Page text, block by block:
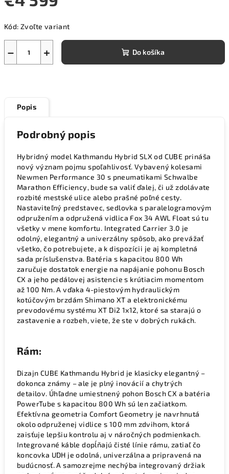
cena:
Kód: Zvoľte variant
+
− Do košíka
Popis
Podrobný popis
Hybridný model Kathmandu Hybrid SLX od CUBE prináša
nový význam pojmu spoľahlivosť. Vybavený kolesami
Newmen Performance 30 s pneumatikami Schwalbe
Marathon Efficiency, bude sa valiť ďalej, či už zdolávate
rozbité mestské ulice alebo prašné poľné cesty.
Nastaviteľný predstavec, sedlovka s paralelogramovým
odpružením a odpružená vidlica Fox 34 AWL Float sú tu
všetky v mene komfortu. Integrated Carrier 3.0 je
odolný, elegantný a univerzálny spôsob, ako prevážať
všetko, čo potrebujete, a k dispozícii je aj kompletná
sada príslušenstva. Batéria s kapacitou 800 Wh
zaručuje dostatok energie na napájanie pohonu Bosch
CX a jeho pedálovej asistencie s krútiacim momentom
až 100 Nm. A vďaka 4-piestovým hydraulickým
kotúčovým brzdám Shimano XT a elektronickému
prevodovému systému XT Di2 1x12, ktoré sa starajú o
zastavenie a rozbeh, viete, že ste v dobrých rukách.
Rám:
Dizajn CUBE Kathmandu Hybrid je klasicky elegantný –
dokonca známy – ale je plný inovácií a chytrých
detailov. Úhľadne umiestnený pohon Bosch CX a batéria
PowerTube s kapacitou 800 Wh sú len začiatkom.
Efektívna geometria Comfort Geometry je navrhnutá
okolo odpruženej vidlice s 100 mm zdvihom, ktorá
zaisťuje lepšiu kontrolu aj v náročných podmienkach.
Integrované káble dopĺňajú čisté línie rámu, zatiaľ čo
koncovka UDH je odolná, univerzálna a pripravená na
budúcnosť. A samozrejme nechýba integrovaný držiak